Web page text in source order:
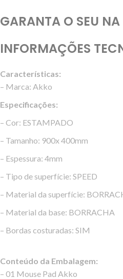
GARANTA O SEU
INFORMAÇÕES
Características:
– Marca: Akko
Especificações:
– Cor: ESTAMPADO
– Tamanho: 900x 400mm
– Espessura: 4mm
– Tipo de superfície: SPEED
– Material da superfície:
– Material da base: BORRACHA
– Bordas costuradas: SIM
Conteúdo da Embalagem:
– 01 Mouse Pad Akko